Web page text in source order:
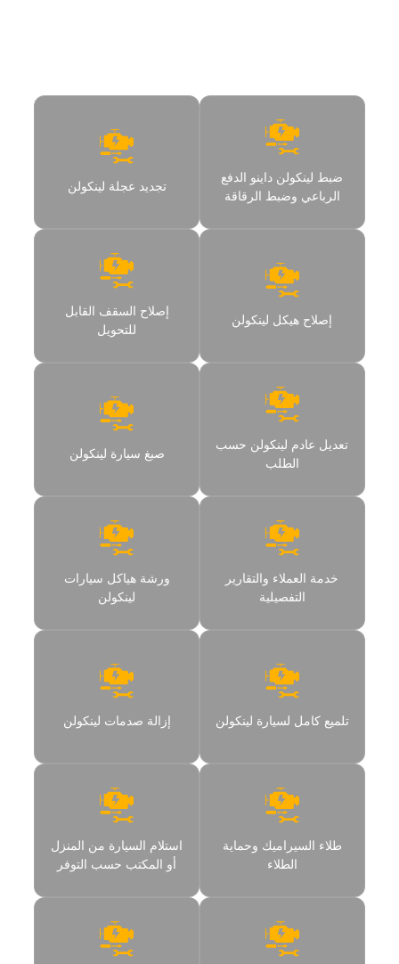
ضبط لينكولن داينو الدفع
الرباعي وضبط الرقاقة
تجديد عجلة لينكولن
إصلاح هيكل لينكولن
إصلاح السقف القابل
للتحويل
تعديل عادم لينكولن حسب
الطلب
صبغ سيارة لينكولن
خدمة العملاء والتقارير
التفصيلية
ورشة هياكل سيارات
لينكولن
تلميع كامل لسيارة لينكولن إزالة صدمات لينكولن
طلاء السيراميك وحماية
الطلاء
استلام السيارة من المنزل
أو المكتب حسب التوفر